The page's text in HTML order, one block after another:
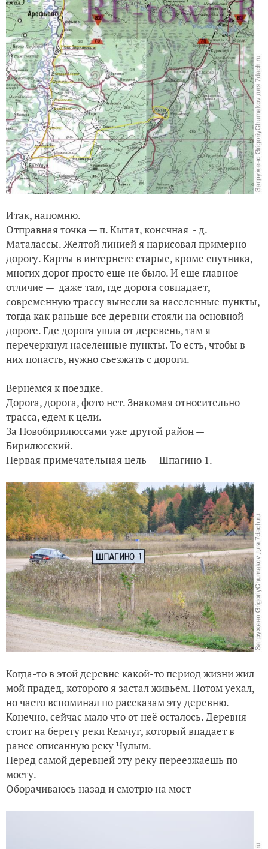
Итак, напомню.
Отправная точка — п. Кытат, конечная - д.
Маталассы. Желтой линией я нарисовал примерно
дорогу. Карты в интернете старые, кроме спутника,
многих дорог просто еще не было. И еще главное
отличие — даже там, где дорога совпадает,
современную трассу вынесли за населенные пункты,
тогда как раньше все деревни стояли на основной
дороге. Где дорога ушла от деревень, там я
перечеркнул населенные пункты. То есть, чтобы в
них попасть, нужно съезжать с дороги.
Вернемся к поездке.
Дорога, дорога, фото нет. Знакомая относительно
трасса, едем к цели.
За Новобирилюссами уже другой район —
Бирилюсский.
Первая примечательная цель — Шпагино 1.
Когда-то в этой деревне какой-то период жизни жил
мой прадед, которого я застал живьем. Потом уехал,
но часто вспоминал по рассказам эту деревню.
Конечно, сейчас мало что от неё осталось. Деревня
стоит на берегу реки Кемчуг, который впадает в
ранее описанную реку Чулым.
Перед самой деревней эту реку переезжаешь по
мосту.
Оборачиваюсь назад и смотрю на мост